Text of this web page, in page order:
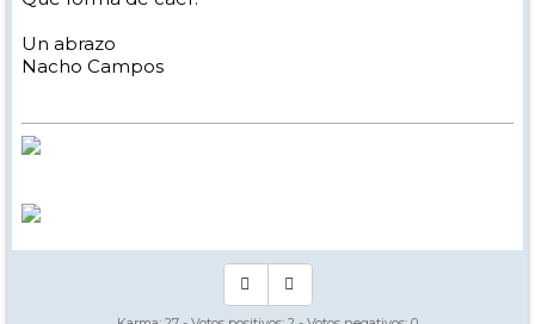
Un abrazo
Nacho Campos